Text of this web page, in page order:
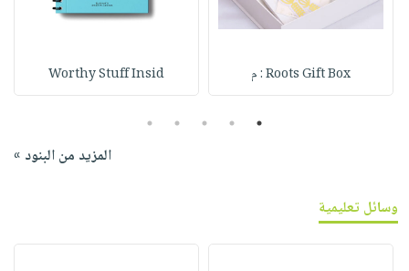
Roots Gift Box : م Worthy Stuff Insid
1
2
3
4
5
المزيد من البنود »
وسائل تعليمية